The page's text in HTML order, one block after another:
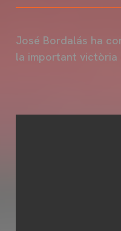
José Bordalás ha
la important victòria